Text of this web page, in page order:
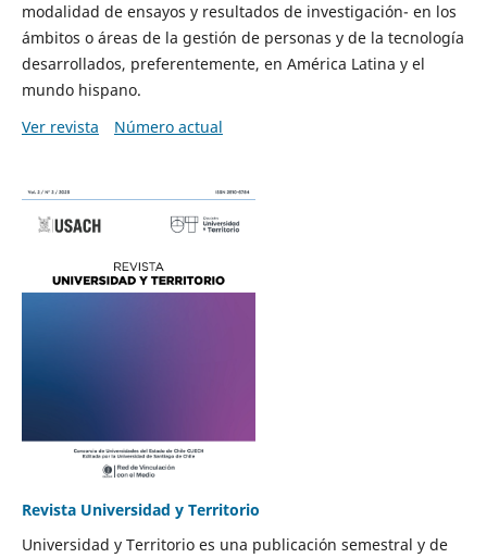
modalidad de ensayos y resultados de investigación- en los
ámbitos o áreas de la gestión de personas y de la tecnología
desarrollados, preferentemente, en América Latina y el
mundo hispano.
Ver revista
Número actual
Revista Universidad y Territorio
Universidad y Territorio es una publicación semestral y de